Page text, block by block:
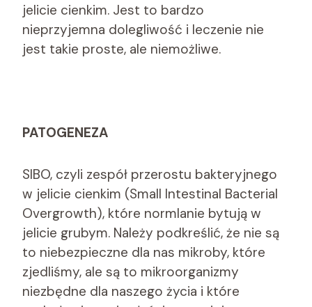
jelicie cienkim. Jest to bardzo
nieprzyjemna dolegliwość i leczenie nie
jest takie proste, ale niemożliwe.
PATOGENEZA
SIBO, czyli zespół przerostu bakteryjnego
w jelicie cienkim (Small Intestinal Bacterial
Overgrowth), które normlanie bytują w
jelicie grubym. Należy podkreślić, że nie są
to niebezpieczne dla nas mikroby, które
zjedliśmy, ale są to mikroorganizmy
niezbędne dla naszego życia i które